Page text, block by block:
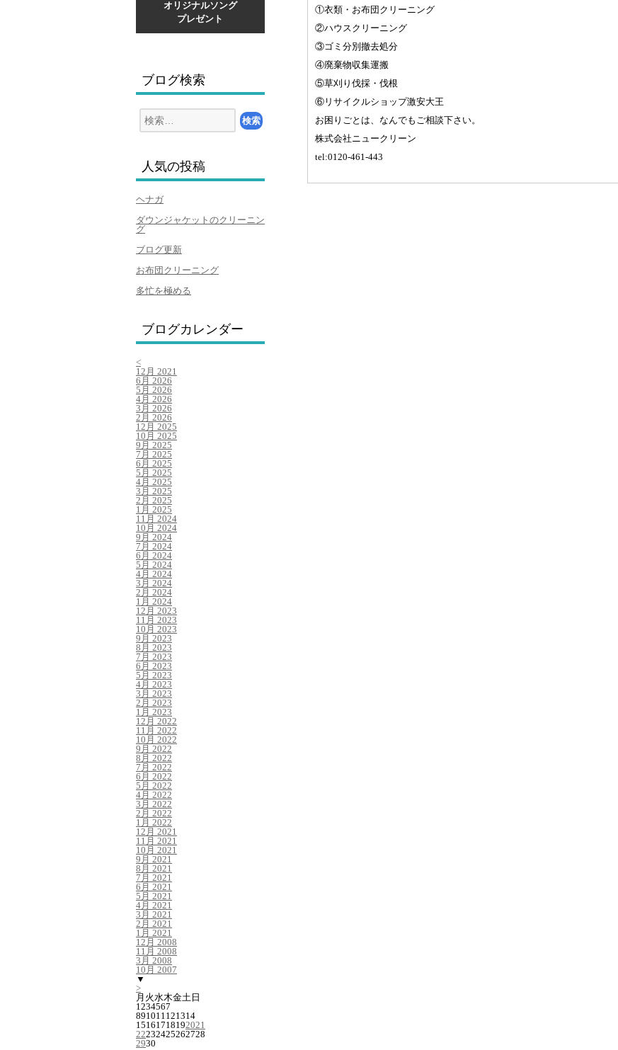
オリジナルソング
プレゼント
ブログ検索
検
索:
人気の投稿
ヘナガ
ダウンジャケットのクリーニン
グ
ブログ更新
お布団クリーニング
多忙を極める
ブログカレンダー
<
12月 2021
6月 2026
5月 2026
4月 2026
3月 2026
2月 2026
12月 2025
10月 2025
9月 2025
7月 2025
6月 2025
5月 2025
4月 2025
3月 2025
2月 2025
1月 2025
11月 2024
10月 2024
9月 2024
7月 2024
6月 2024
5月 2024
4月 2024
3月 2024
2月 2024
1月 2024
12月 2023
11月 2023
10月 2023
9月 2023
8月 2023
7月 2023
6月 2023
5月 2023
4月 2023
3月 2023
2月 2023
1月 2023
12月 2022
11月 2022
10月 2022
9月 2022
8月 2022
7月 2022
6月 2022
5月 2022
4月 2022
3月 2022
2月 2022
1月 2022
12月 2021
11月 2021
10月 2021
9月 2021
8月 2021
7月 2021
6月 2021
5月 2021
4月 2021
3月 2021
2月 2021
1月 2021
12月 2008
11月 2008
3月 2008
10月 2007
▼
>
月 火水木金土 日
1234567
891011121314
15161718192021
22232425262728
2930
①衣類・お布団クリーニング
②ハウスクリーニング
③ゴミ分別撤去処分
④廃棄物収集運搬
⑤草刈り伐採・伐根
⑥リサイクルショップ激安大王
お困りごとは、なんでもご相談下さい。
株式会社ニュークリーン
tel:0120-461-443